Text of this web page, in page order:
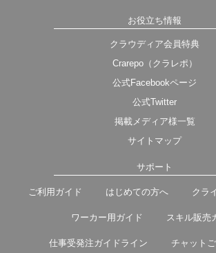
お役立ち情報
クラウディア会員特典
Crarepo（クラレポ）
公式Facebookページ
公式Twitter
掲載メディア様一覧
サイトマップ
サポート
ご利用ガイド はじめての方へ クラ
ワーカー用ガイド スキル販売
仕事受発注ガイドライン チャット